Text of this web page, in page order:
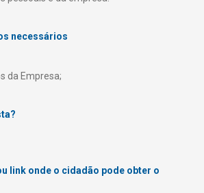
necessários
da Empresa;
link onde o cidadão pode obter o